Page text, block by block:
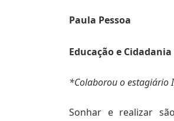
Paula Pessoa
Educação e Cidadania
*Colaborou o estagiário
Sonhar e realizar